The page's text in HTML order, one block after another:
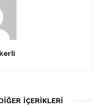
İÇERIKLERI